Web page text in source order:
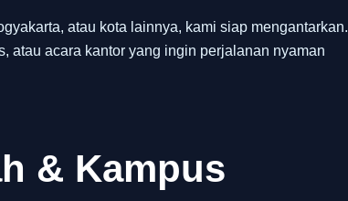
atau kota lainnya, kami siap mengantarkan.
atau acara kantor yang ingin perjalanan nyaman
& Kampus